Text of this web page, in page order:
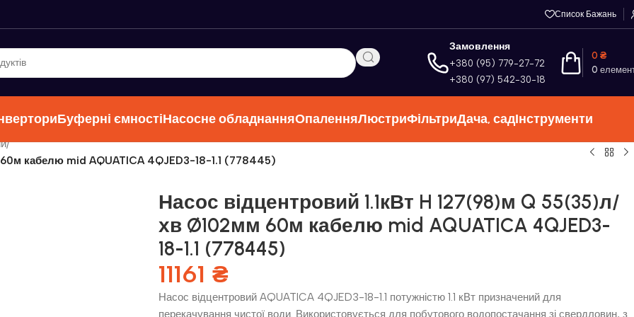
Список Бажань
Замовлення
+380 (95) 779-27-72
+380 (97) 542-30-18
0
0 ₴
Буферні ємностіНасосне обладнанняОпаленняЛюстриФільтриДача, садІнструменти
/
кабелю mid AQUATICA 4QJED3-18-1.1 (778445)
Насос відцентровий 1.1кВт H 127(98)м Q 55(35)л/
хв Ø102мм 60м кабелю mid AQUATICA 4QJED3-
18-1.1 (778445)
11161 ₴
Насос відцентровий AQUATICA 4QJED3-18-1.1 потужністю 1.1 кВт призначений для
перекачування чистої води. Використовується для побутового водопостачання зі свердловин, з